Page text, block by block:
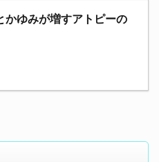
かゆみが増すアトピーの